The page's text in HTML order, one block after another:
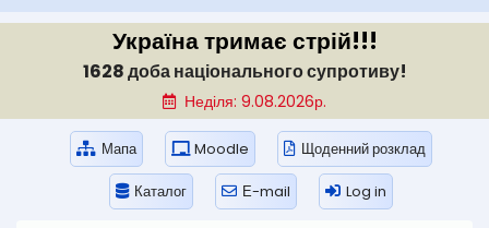
Україна тримає стрій!!!
1628 доба національного супротиву!
Неділя: 9.08.2026р.
Мапа Moodle Щоденний розклад
Каталог Е-mail Log in